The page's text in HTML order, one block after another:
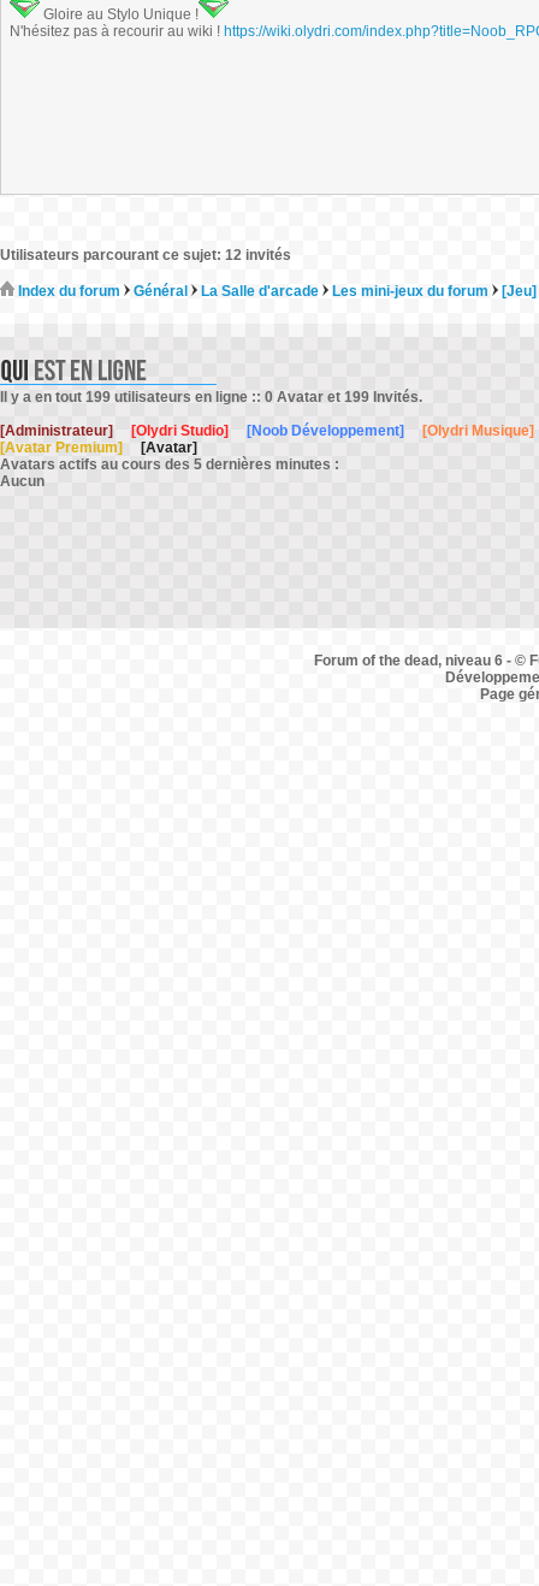
Gloire au Stylo Unique !
N'hésitez pas à recourir au wiki ! https://wiki.olydri.com/
Utilisateurs parcourant ce sujet: 12 invités
Index du forum Général La Salle d'arcade Les mini-jeux du forum
Il y a en tout 199 utilisateurs en ligne :: 0 Avatar et 199 Invités.
[Administrateur]
[Olydri Studio] [Noob Développement]
[Olydri Musique]
[Avatar Premium]
[Avatar]
Avatars actifs au cours des 5 dernières minutes :
Aucun
Forum of the dead, niveau 6 - ©
Page